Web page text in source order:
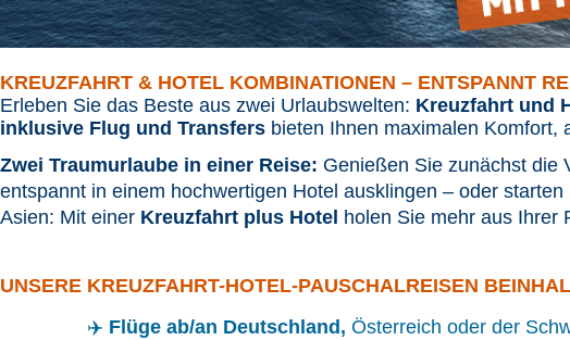
KREUZFAHRT & HOTEL KOMBINATIONEN – ENTSPANNT
Erleben Sie das Beste aus zwei Urlaubswelten: Kreuzfahrt und
inklusive Flug und Transfers bieten Ihnen maximalen Komfort,
Zwei Traumurlaube in einer Reise: Genießen Sie zunächst die
entspannt in einem hochwertigen Hotel ausklingen – oder
Asien: Mit einer Kreuzfahrt plus Hotel holen Sie mehr aus Ihrer
UNSERE KREUZFAHRT-HOTEL-PAUSCHALREISEN
✈️ Flüge ab/an Deutschland, Österreich oder der